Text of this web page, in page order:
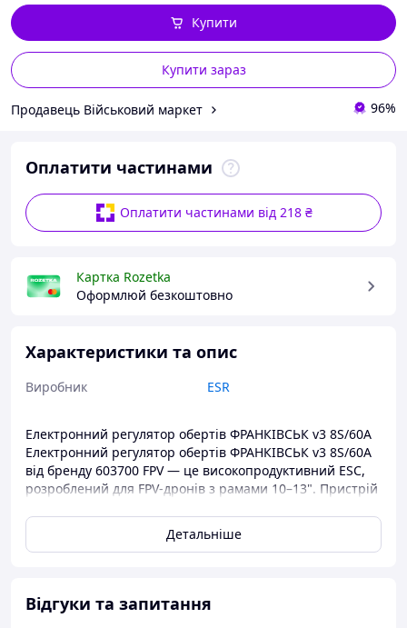
Купити зараз
Купити
Продавець Військовий маркет 96%
Оплатити частинами
Оплатити частинами від 218 ₴
Картка Rozetka
Оформлюй безкоштовно
Характеристики та опис
Виробник ESR
Електронний регулятор обертів ФРАНКІВСЬК v3 8S/60A
Електронний регулятор обертів ФРАНКІВСЬК v3 8S/60A
від бренду 603700 FPV — це високопродуктивний ESC,
розроблений для FPV-дронів з рамами 10–13". Пристрій
конструкцію для стабільної роботи під навантаженням і
підвищеної стійкості до нагріву. Призначення та
стабільність живлення моторів. Рекомендовано для
квадрокоптерів з діаметром пропелерів і рамою 10-13"
Детальніше
Відгуки та запитання